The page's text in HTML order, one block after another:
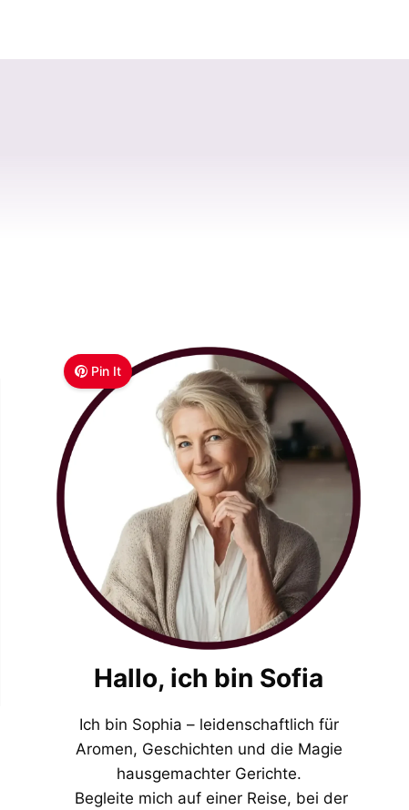
Pin It
Hallo, ich bin Sofia
Ich bin Sophia – leidenschaftlich für
Aromen, Geschichten und die Magie
hausgemachter Gerichte.
Begleite mich auf einer Reise, bei der